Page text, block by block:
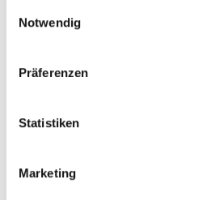
Notwendig
Präferenzen
Statistiken
Marketing
Hard Facts
Wann? 22.10.2026, 9:00
Vortragende